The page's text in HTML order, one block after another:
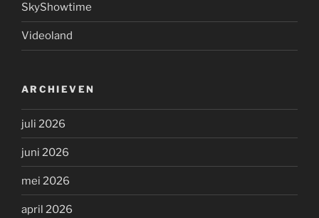
SkyShowtime
Videoland
ARCHIEVEN
juli 2026
juni 2026
mei 2026
april 2026